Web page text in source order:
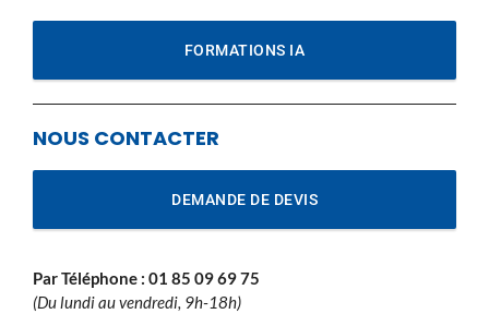
FORMATIONS IA
NOUS CONTACTER
DEMANDE DE DEVIS
Par Téléphone : 01 85 09 69 75
(Du lundi au vendredi, 9h-18h)